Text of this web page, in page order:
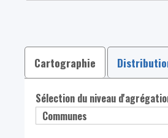
Cartographie
Sélection du niveau